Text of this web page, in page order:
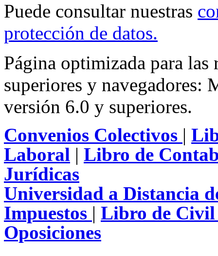
Puede consultar nuestras
protección de datos.
Página optimizada para
superiores y
versión 6.0 y superiores.
Convenios Colectivos |
Laboral | Libro de
Jurídicas
Universidad a Distancia
Impuestos | Libro de
Oposiciones